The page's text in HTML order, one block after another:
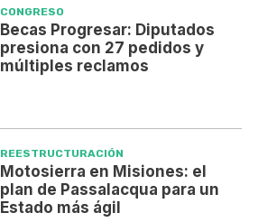
CONGRESO
Becas Progresar: Diputados
presiona con 27 pedidos y
múltiples reclamos
REESTRUCTURACIÓN
Motosierra en Misiones: el
plan de Passalacqua para un
Estado más ágil